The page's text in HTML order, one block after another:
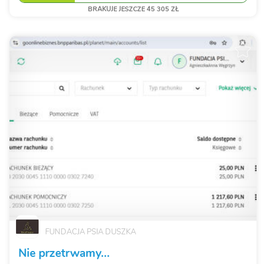
BRAKUJE JESZCZE 45 305 ZŁ
FUNDACJA PSIA DUSZKA
Nie przetrwamy...